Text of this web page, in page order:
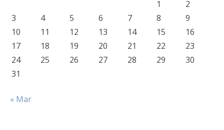
1
2
3
4 5 6 7 8
9
10
11 12 13 14 15
16
17
18 19 20 21 22
23
24
25 26 27 28 29
30
31
« Mar